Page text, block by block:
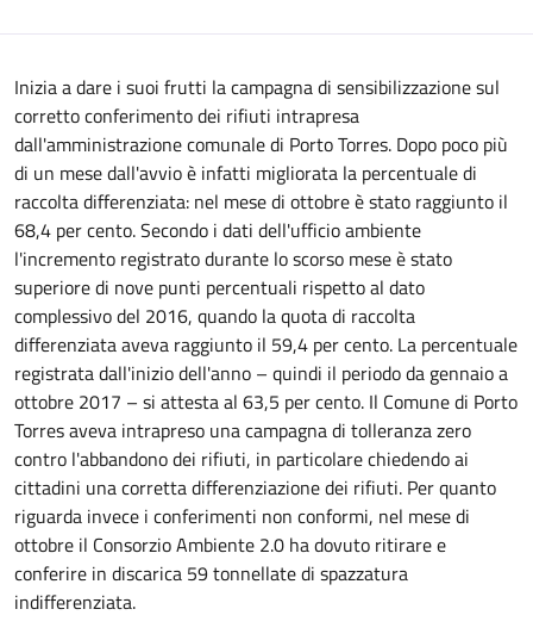
Inizia a dare i suoi frutti la campagna di sensibilizzazione sul
corretto conferimento dei rifiuti intrapresa
dall'amministrazione comunale di Porto Torres. Dopo poco più
di un mese dall'avvio è infatti migliorata la percentuale di
raccolta differenziata: nel mese di ottobre è stato raggiunto il
68,4 per cento. Secondo i dati dell'ufficio ambiente
l'incremento registrato durante lo scorso mese è stato
superioredi nove punti percentuali rispetto al dato
complessivo del 2016, quando laquotadi raccolta
differenziataaveva raggiunto il 59,4 per cento. La percentuale
registrata dall'inizio dell'anno – quindi il periodo da gennaio a
ottobre 2017 – si attesta al 63,5 per cento. Il Comune di Porto
Torres aveva intrapreso una campagna di tolleranza zero
contro l'abbandono dei rifiuti, in particolare chiedendo ai
cittadini una corretta differenziazione dei rifiuti. Per quanto
riguarda invece i conferimenti non conformi, nel mese di
ottobre il Consorzio Ambiente 2.0 ha dovuto ritirare e
conferire in discarica 59 tonnellate di spazzatura
indifferenziata.